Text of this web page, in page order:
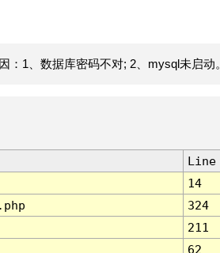
：1、数据库密码不对; 2、mysql未启动。
Line
14
324
211
62